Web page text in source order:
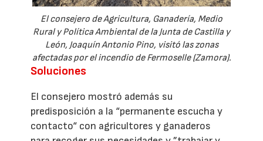
El consejero de Agricultura, Ganadería, Medio
Rural y Política Ambiental de la Junta de Castilla y
León, Joaquín Antonio Pino, visitó las zonas
afectadas por el incendio de Fermoselle (Zamora).
Soluciones
El consejero mostró además su
predisposición a la “permanente escucha y
contacto“ con agricultores y ganaderos